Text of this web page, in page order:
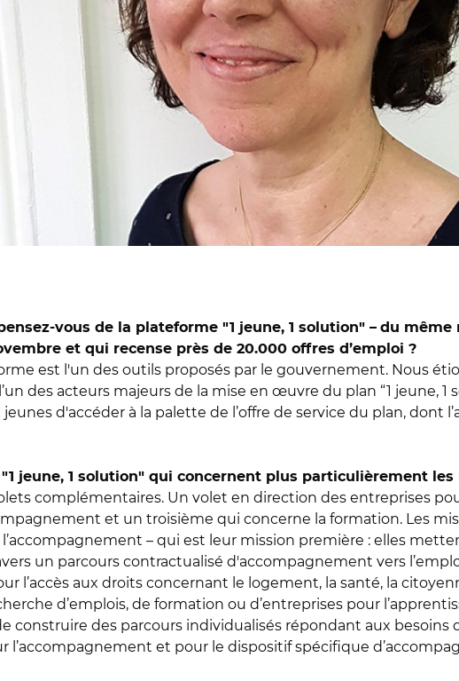
vous de la plateforme "1 jeune, 1 solution" – du même
et qui recense près de 20.000 offres d’emploi ?
est l'un des outils proposés par le gouvernement. Nous
des acteurs majeurs de la mise en œuvre du plan “1 jeune,
d'accéder à la palette de l’offre de service du plan, dont
jeune, 1 solution" qui concernent plus particulièrement les
complémentaires. Un volet en direction des entreprises
et un troisième qui concerne la formation. Les
– qui est leur mission première : elles
un parcours contractualisé d'accompagnement vers
l’accès aux droits concernant le logement, la santé, la
d’emplois, de formation ou d’entreprises pour
construire des parcours individualisés répondant aux besoins
l’accompagnement et pour le dispositif spécifique